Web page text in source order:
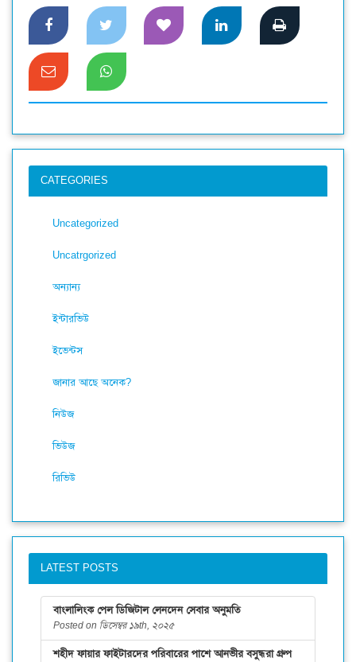
CATEGORIES
Uncategorized
Uncatrgorized
অন্যান্য
ইন্টারভিউ
ইভেন্টস
জানার আছে অনেক?
নিউজ
ভিউজ
রিভিউ
LATEST POSTS
বাংলালিংক পেল ডিজিটাল লেনদেন সেবার অনুমতি
Posted on ডিসেম্বর ১৯th, ২০২৫
শহীদ ফায়ার ফাইটারদের পরিবারের পাশে আনভীর বসুন্ধরা গ্রুপ